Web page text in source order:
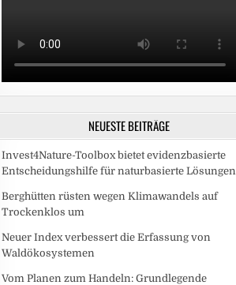
NEUESTE BEITRÄGE
Invest4Nature-Toolbox bietet evidenzbasierte
Entscheidungshilfe für naturbasierte Lösungen
Berghütten rüsten wegen Klimawandels auf
Trockenklos um
Neuer Index verbessert die Erfassung von
Waldökosystemen
Vom Planen zum Handeln: Grundlegende